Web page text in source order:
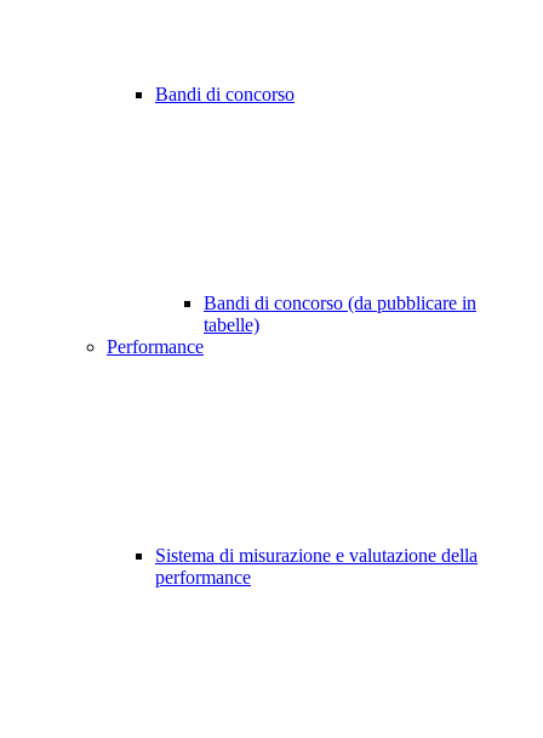
Bandi di concorso
Bandi di concorso (da pubblicare in
tabelle)
Performance
Sistema di misurazione e valutazione della
performance